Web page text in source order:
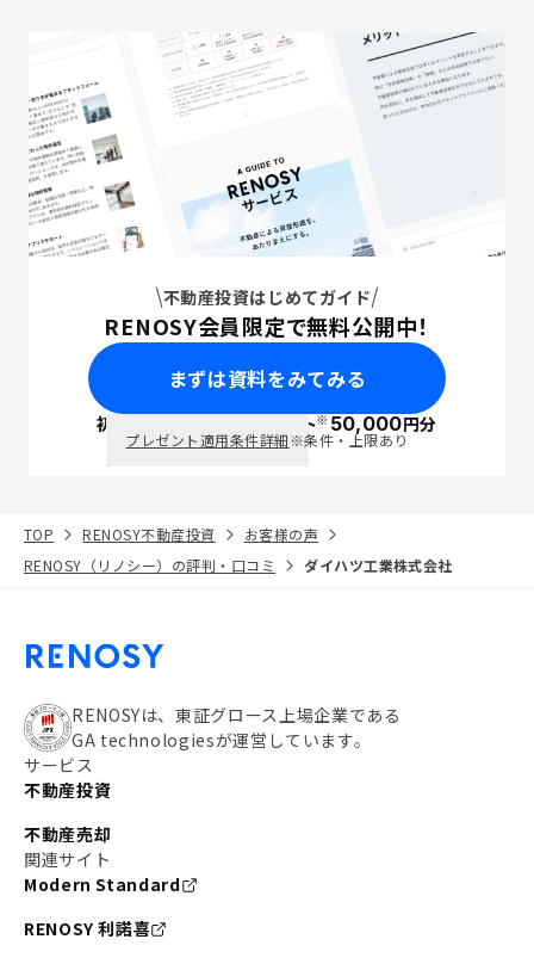
不動産投資はじめてガイド
RENOSY会員限定で無料公開中！
まずは資料をみてみる
初回面談で ポイント※50,000円分
プレゼント適用条件詳細※条件・上限あり
TOP RENOSY不動産投資
お客様の声
RENOSY（リノシー）の評判・口コミ
ダイハツ工業株式会社
RENOSYは、東証グロース上場企業である
GA technologiesが運営しています。
サービス
不動産投資
不動産売却
関連サイト
Modern Standard
RENOSY 利諾喜